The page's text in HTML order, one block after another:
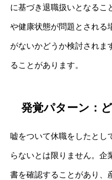
に基づき退職扱いとなるこ
や健康状態が問題とされる
がないかどうか検討されま
ることがあります。
発覚パターン：
嘘をついて休職をしたとし
らないとは限りません。企
書を確認することがあり、